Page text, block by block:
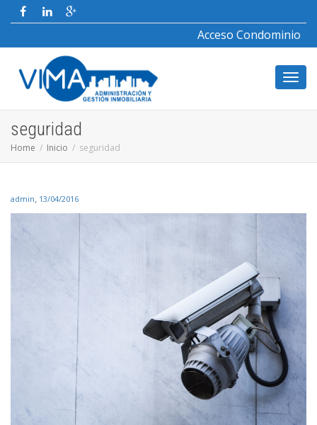
Acceso Condominio
seguridad
Home Inicio seguridad
admin, 13/04/2016